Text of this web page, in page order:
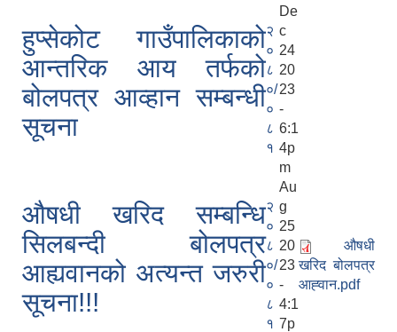
हुप्सेकोट गाउँपालिकाको
आन्तरिक आय तर्फको
बोलपत्र आव्हान सम्बन्धी
सूचना
२
०
८
०/
०
८
१
De
c
24
20
23
-
6:1
4p
m
औषधी खरिद सम्बन्धि
सिलबन्दी बोलपत्र
आह्यवानको अत्यन्त जरुरी
सूचना!!!
२
०
८
०/
०
८
१
Au
g
25
20
23
-
4:1
7p
औषधी
खरिद बोलपत्र
आह्‍वान.pdf